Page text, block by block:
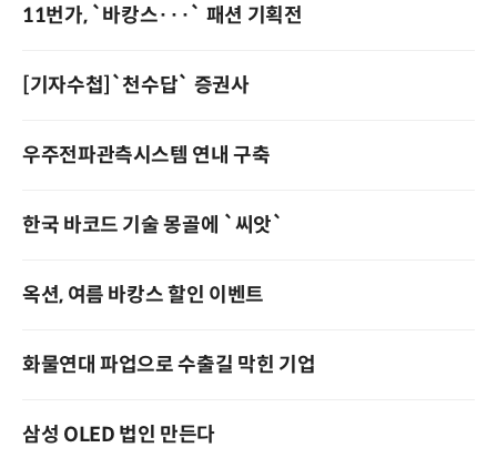
11번가, `바캉스···` 패션 기획전
[기자수첩]`천수답` 증권사
우주전파관측시스템 연내 구축
한국 바코드 기술 몽골에 `씨앗`
옥션, 여름 바캉스 할인 이벤트
화물연대 파업으로 수출길 막힌 기업
삼성 OLED 법인 만든다